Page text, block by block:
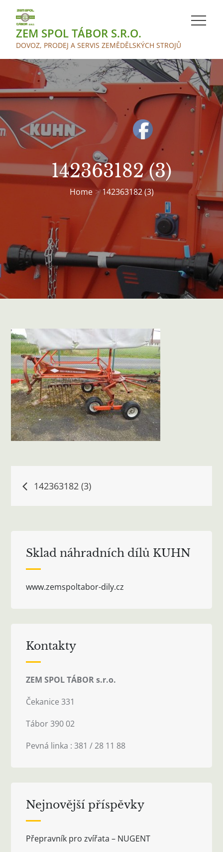
contentZEM SPOL TÁBOR S.R.O.
DOVOZ, PRODEJ A SERVIS ZEMĚDĚLSKÝCH STROJŮ
142363182 (3)
Home 142363182 (3)
Navigace
142363182 (3)
Sklad náhradních dílů KUHN
www.zemspoltabor-dily.cz
Kontakty
ZEM SPOL TÁBOR s.r.o.
Čekanice 331
Tábor 390 02
Pevná linka : 381 / 28 11 88
Nejnovější příspěvky
Přepravník pro zvířata – NUGENT